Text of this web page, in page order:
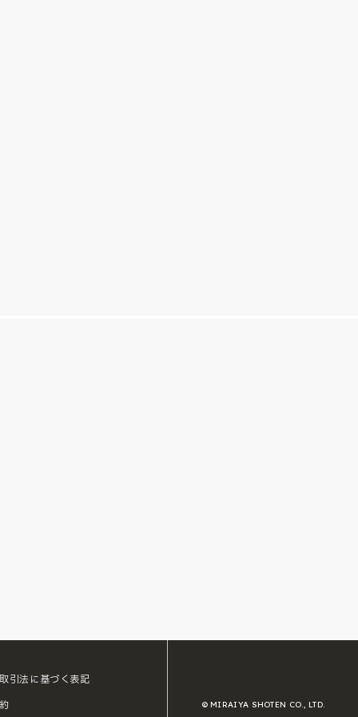
引法に基づく表記
© MIRAIYA SHOTEN CO., LTD.